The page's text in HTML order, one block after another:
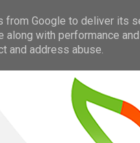
Google to deliver its
along with performance
and address abuse.